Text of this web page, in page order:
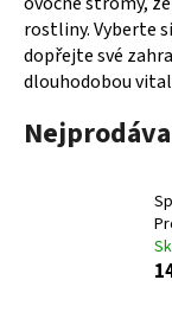
rostliny. Vyberte
dopřejte své
dlouhodobou
e
t
e
n